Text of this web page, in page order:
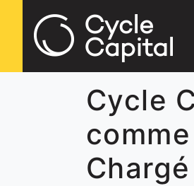
Cycle